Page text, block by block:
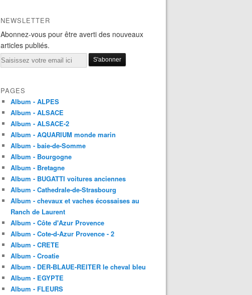
NEWSLETTER
Abonnez-vous pour être averti des nouveaux
articles publiés.
Email
PAGES
Album - ALPES
Album - ALSACE
Album - ALSACE-2
Album - AQUARIUM monde marin
Album - baie-de-Somme
Album - Bourgogne
Album - Bretagne
Album - BUGATTI voitures anciennes
Album - Cathedrale-de-Strasbourg
Album - chevaux et vaches écossaises au
Ranch de Laurent
Album - Côte d'Azur Provence
Album - Cote-d-Azur Provence - 2
Album - CRETE
Album - Croatie
Album - DER-BLAUE-REITER le cheval bleu
Album - EGYPTE
Album - FLEURS